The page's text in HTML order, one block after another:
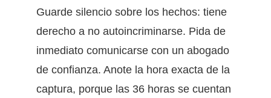
Guarde silencio sobre los hechos: tiene
derecho a no autoincriminarse. Pida de
inmediato comunicarse con un abogado
de confianza. Anote la hora exacta de la
captura, porque las 36 horas se cuentan